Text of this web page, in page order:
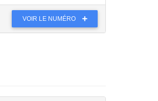
VOIR LE NUMÉRO